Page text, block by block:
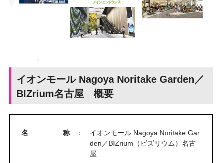
イオンモール Nagoya Noritake Garden／
BIZrium名古屋 概要
名称 ：
イオンモール Nagoya Noritake Gar
den／BIZrium（ビズリウム）名古
屋